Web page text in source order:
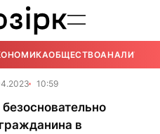
ОБЩЕСТВОАНАЛИТИКА
10:59
в